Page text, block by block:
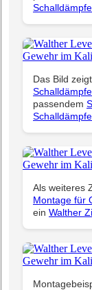
Das Bild
passendem
Als weiteres
Montage für
ein Walther